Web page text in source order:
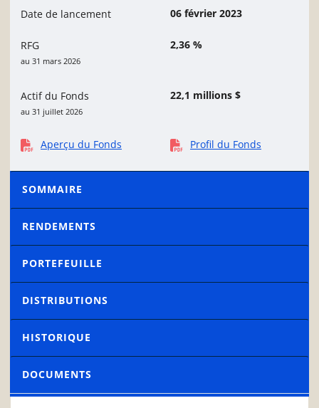
Date de lancement 06 février 2023
RFG
au 31 mars 2026
2,36 %
Actif du Fonds
au 31 juillet 2026
22,1 millions $
Aperçu du Fonds Profil du Fonds
SOMMAIRE
RENDEMENTS
PORTEFEUILLE
DISTRIBUTIONS
HISTORIQUE
DOCUMENTS